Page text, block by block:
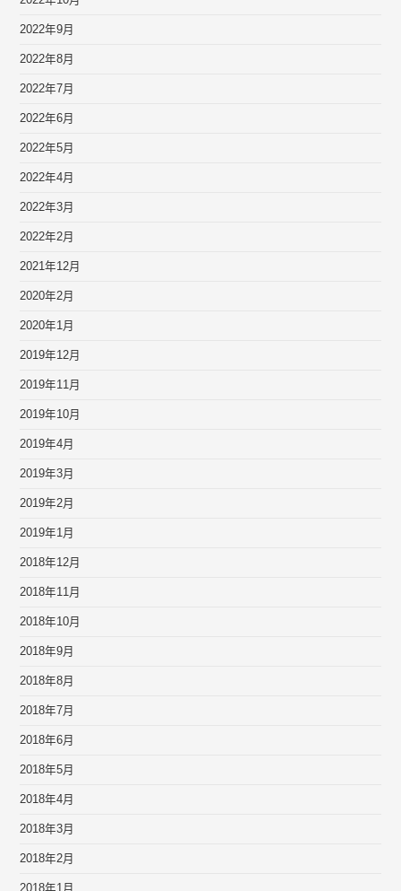
2022年9月
2022年8月
2022年7月
2022年6月
2022年5月
2022年4月
2022年3月
2022年2月
2021年12月
2020年2月
2020年1月
2019年12月
2019年11月
2019年10月
2019年4月
2019年3月
2019年2月
2019年1月
2018年12月
2018年11月
2018年10月
2018年9月
2018年8月
2018年7月
2018年6月
2018年5月
2018年4月
2018年3月
2018年2月
2018年1月